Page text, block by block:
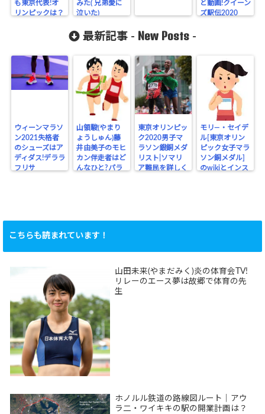
も東京代表!オ
リンピックは？
みた( 兄弟愛に
泣いた)
と動画!クイーン
ズ駅伝2020
最新記事 - New Posts -
ウィーンマラソ
ン2021失格者
のシューズはア
ディダス!デララ
フリサ
山領駿(やまり
ょうしゅん)藤
井由美子のモヒ
カン伴走者はど
んなひと?パラ
東京オリンピッ
ク2020男子マ
ラソン銀銅メダ
リスト|ソマリ
ア難民を詳しく
モリ―・セイデ
ル[東京オリン
ピック女子マラ
ソン銅メダル]
のwikiとインス
こちらも読まれています！
山田未来(やまだみく)炎の体育会TV!
リレーのエース夢は故郷で体育の先
生
ホノルル鉄道の路線図ルート｜アウ
ラ二・ワイキキの駅の開業計画は？